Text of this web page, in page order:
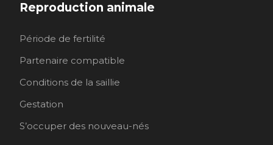
Reproduction animale
Période de fertilité
Partenaire compatible
Conditions de la saillie
Gestation
S’occuper des nouveau-nés